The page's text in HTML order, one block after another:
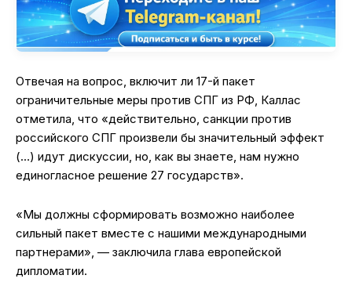
Отвечая на вопрос, включит ли 17-й пакет
ограничительные меры против СПГ из РФ, Каллас
отметила, что «действительно, санкции против
российского СПГ произвели бы значительный эффект
(…) идут дискуссии, но, как вы знаете, нам нужно
единогласное решение 27 государств».
«Мы должны сформировать возможно наиболее
сильный пакет вместе с нашими международными
партнерами», — заключила глава европейской
дипломатии.